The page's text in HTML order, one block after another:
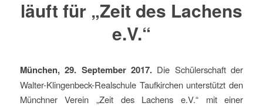
läuft für „Zeit des Lachens
e.V.“
München, 29. September 2017. Die Schülerschaft der
Walter-Klingenbeck-Realschule Taufkirchen unterstützt den
Münchner Verein „Zeit des Lachens e.V.“ mit einer